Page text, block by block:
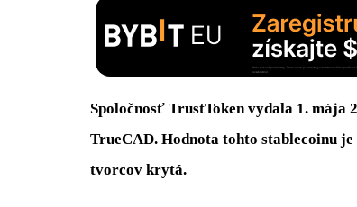
Spoločnosť TrustToken vydala 1. mája
TrueCAD. Hodnota tohto stablecoinu
tvorcov krytá.